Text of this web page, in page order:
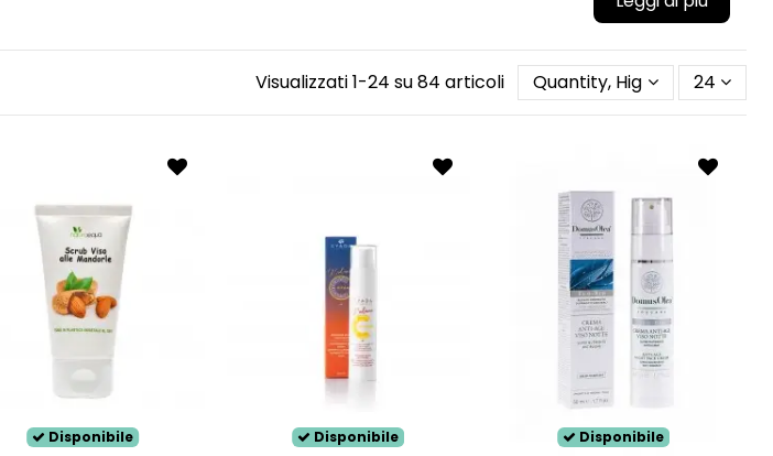
e necessita di prodotti che favoriscano il mantenimento costante
screpolata e poco elastica
. Se la tua pelle non applicando alcun
Visualizzati 1-24 su 84 articoli Quantity, Highest first
24
Disponibile
Disponibile
Disponibile